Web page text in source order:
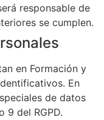
responsable de
se cumplen.
en Formación y
En
de datos
9 del RGPD.